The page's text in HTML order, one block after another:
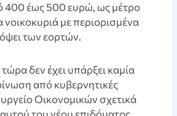
400 έως 500 ευρώ, ως μέτρο
νοικοκυριά με περιορισμένα
των εορτών.
δεν έχει υπάρξει καμία
από κυβερνητικές
Οικονομικών σχετικά